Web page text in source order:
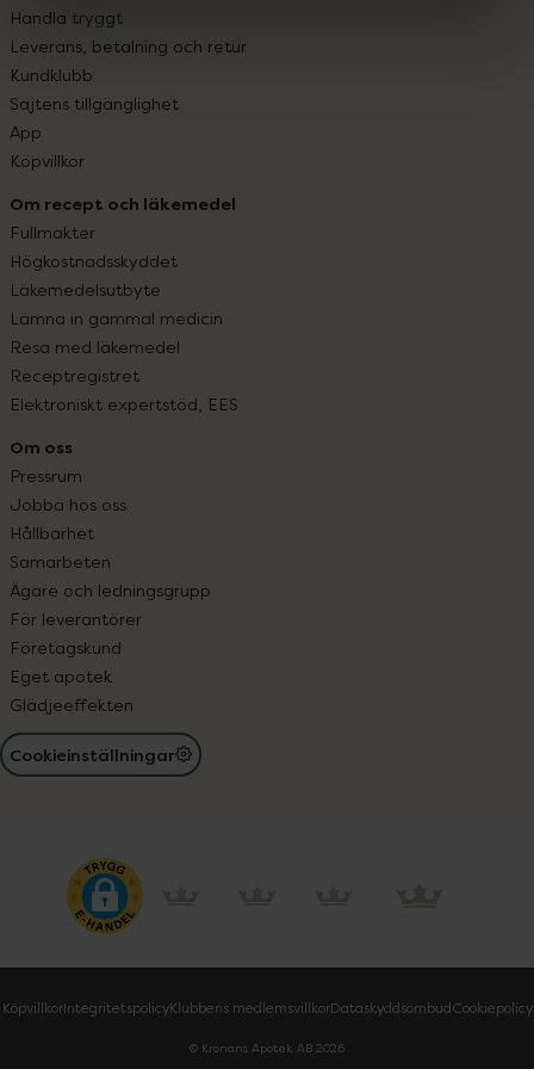
Handla tryggt
Leverans, betalning och retur
Kundklubb
Sajtens tillgänglighet
App
Köpvillkor
Om recept och läkemedel
Fullmakter
Högkostnadsskyddet
Läkemedelsutbyte
Lämna in gammal medicin
Resa med läkemedel
Receptregistret
Elektroniskt expertstöd, EES
Om oss
Pressrum
Jobba hos oss
Hållbarhet
Samarbeten
Ägare och ledningsgrupp
För leverantörer
Företagskund
Eget apotek
Glädjeeffekten
Cookieinställningar
KöpvillkorIntegritetspolicyKlubbens medlemsvillkorDataskyddsombudCookiepolicy
© Kronans Apotek AB 2026